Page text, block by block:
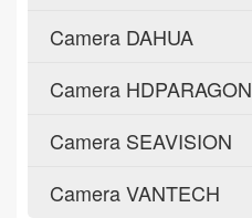
Camera DAHUA
Camera HDPARAGON
Camera SEAVISION
Camera VANTECH